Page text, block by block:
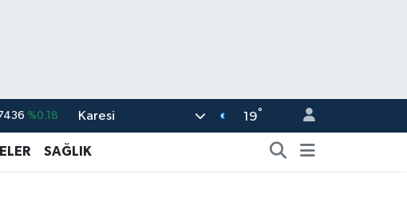
%0.18
%0.32
Karesi 19°
SAĞLIK